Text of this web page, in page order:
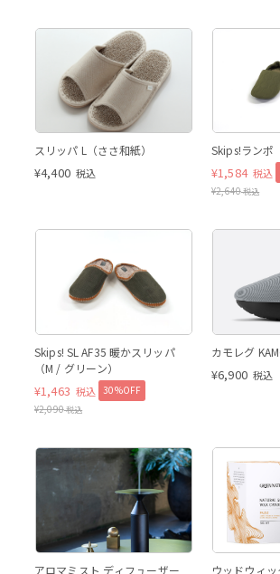
スリッパ L（ささ和紙）
¥4,400 税込
Skips!ランポ
¥1,584 税込
¥2,640税込
Skips! SL AF35 暖かスリッパ
（M / グリーン）
¥1,463 税込 30%OFF
¥2,090税込
カモレグ
¥6,900 税込
アロマミスト ディフューザー ウッドウィ